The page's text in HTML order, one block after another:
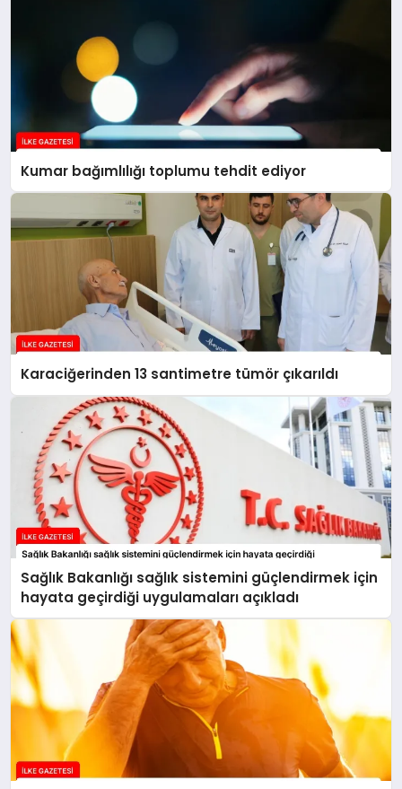
Kumar bağımlılığı toplumu tehdit ediyor
Karaciğerinden 13 santimetre tümör çıkarıldı
Sağlık Bakanlığı sağlık sistemini güçlendirmek için
hayata geçirdiği uygulamaları açıkladı